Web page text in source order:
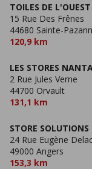
TOILES DE L'OUEST
15 Rue Des Frênes
44680 Sainte-
120,9 km
LES STORES
2 Rue Jules Verne
44700 Orvault
131,1 km
STORE SOLUTIONS
24 Rue Eugène
49000 Angers
153,3 km